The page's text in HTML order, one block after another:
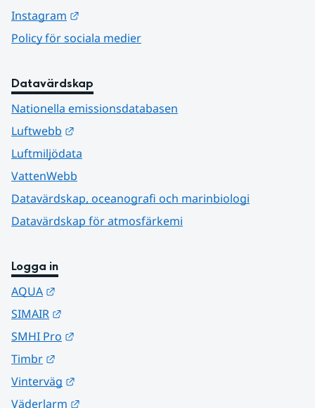
Instagram
Policy för sociala medier
Datavärdskap
Nationella emissionsdatabasen
Luftwebb
Luftmiljödata
VattenWebb
Datavärdskap, oceanografi och marinbiologi
Datavärdskap för atmosfärkemi
Logga in
AQUA
SIMAIR
SMHI Pro
Timbr
Vinterväg
Väderlarm